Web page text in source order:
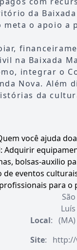
da
meta o apoio
na Baixada
integrar o
Nova. Além
da
você ajuda
Adquirir
bolsas-auxilio
eventos
para o
Local:
São
Luís
(MA)
Site: